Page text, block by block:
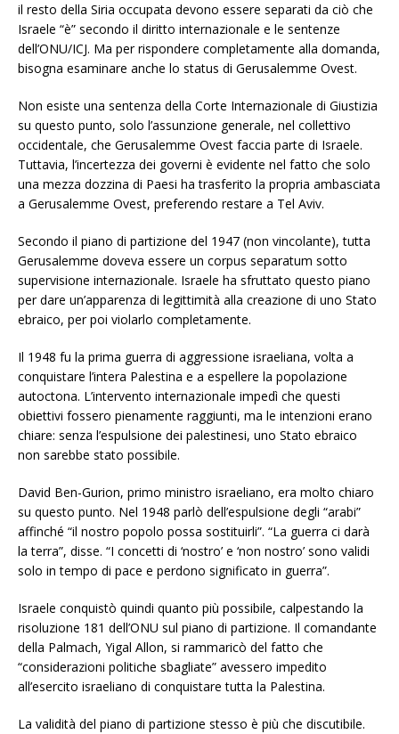
il resto della Siria occupata devono essere separati da ciò che
Israele “è” secondo il diritto internazionale e le sentenze
dell’ONU/ICJ. Ma per rispondere completamente alla domanda,
bisogna esaminare anche lo status di Gerusalemme Ovest.
Non esiste una sentenza della Corte Internazionale di Giustizia
su questo punto, solo l’assunzione generale, nel collettivo
occidentale, che Gerusalemme Ovest faccia parte di Israele.
Tuttavia, l’incertezza dei governi è evidente nel fatto che solo
una mezza dozzina di Paesi ha trasferito la propria ambasciata
a Gerusalemme Ovest, preferendo restare a Tel Aviv.
Secondo il piano di partizione del 1947 (non vincolante), tutta
Gerusalemme doveva essere un corpus separatum sotto
supervisione internazionale. Israele ha sfruttato questo piano
per dare un’apparenza di legittimità alla creazione di uno Stato
ebraico, per poi violarlo completamente.
Il 1948 fu la prima guerra di aggressione israeliana, volta a
conquistare l’intera Palestina e a espellere la popolazione
autoctona. L’intervento internazionale impedì che questi
obiettivi fossero pienamente raggiunti, ma le intenzioni erano
chiare: senza l’espulsione dei palestinesi, uno Stato ebraico
non sarebbe stato possibile.
David Ben-Gurion, primo ministro israeliano, era molto chiaro
su questo punto. Nel 1948 parlò dell’espulsione degli “arabi”
affinché “il nostro popolo possa sostituirli”. “La guerra ci darà
la terra”, disse. “I concetti di ‘nostro’ e ‘non nostro’ sono validi
solo in tempo di pace e perdono significato in guerra”.
Israele conquistò quindi quanto più possibile, calpestando la
risoluzione 181 dell’ONU sul piano di partizione. Il comandante
della Palmach, Yigal Allon, si rammaricò del fatto che
“considerazioni politiche sbagliate” avessero impedito
all’esercito israeliano di conquistare tutta la Palestina.
La validità del piano di partizione stesso è più che discutibile.